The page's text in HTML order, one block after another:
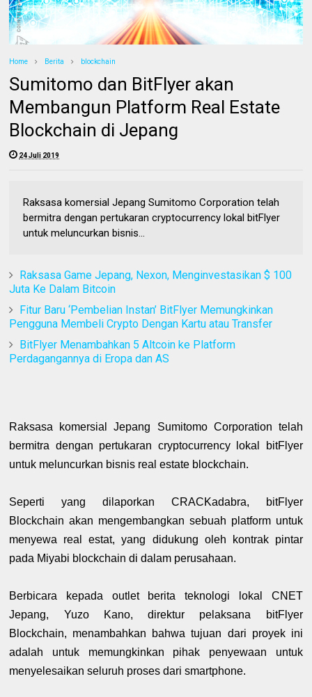
Home Berita blockchain
Sumitomo dan BitFlyer akan
Membangun Platform Real Estate
Blockchain di Jepang
24 Juli 2019
Raksasa komersial Jepang Sumitomo Corporation telah
bermitra dengan pertukaran cryptocurrency lokal bitFlyer
untuk meluncurkan bisnis...
Raksasa Game Jepang, Nexon, Menginvestasikan $ 100
Juta Ke Dalam Bitcoin
Fitur Baru ‘Pembelian Instan’ BitFlyer Memungkinkan
Pengguna Membeli Crypto Dengan Kartu atau Transfer
BitFlyer Menambahkan 5 Altcoin ke Platform
Perdagangannya di Eropa dan AS
Raksasa komersial Jepang Sumitomo Corporation telah
bermitra dengan pertukaran cryptocurrency lokal bitFlyer
untuk meluncurkan bisnis real estate blockchain.
Seperti yang dilaporkan CRACKadabra, bitFlyer
Blockchain akan mengembangkan sebuah platform untuk
menyewa real estat, yang didukung oleh kontrak pintar
pada Miyabi blockchain di dalam perusahaan.
Berbicara kepada outlet berita teknologi lokal CNET
Jepang, Yuzo Kano, direktur pelaksana bitFlyer
Blockchain, menambahkan bahwa tujuan dari proyek ini
adalah untuk memungkinkan pihak penyewaan untuk
menyelesaikan seluruh proses dari smartphone.